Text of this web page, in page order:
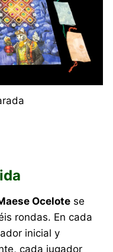
Ocelote se
rondas. En cada
inicial y
cada jugador